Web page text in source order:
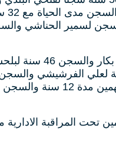
والسجن مدى الحياة مع 30 سنة سجن لسمير
و تتمثل بقية الاحكام في السجن
42 سنة لعلي العريض والسجن 34 سنة لعلي
متهمين مدة 18 سنة والسجن بالنسبة
تحت المراقبة